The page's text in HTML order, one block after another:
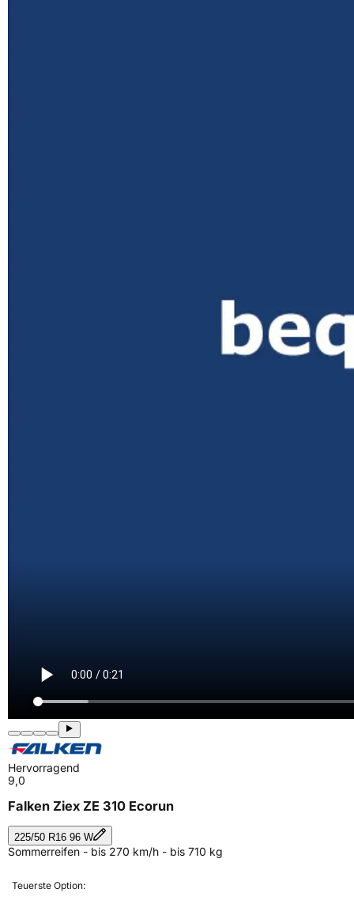
Hervorragend
9,0
Falken Ziex ZE 310 Ecorun
225/50 R16 96 W
Sommerreifen - bis 270 km/h - bis 710 kg
Teuerste Option: